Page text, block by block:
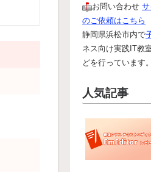
お問い合わせ
のご依頼はこちら
静岡県浜松市内で
ネス向け実践IT教
どを行っています。
人気記事